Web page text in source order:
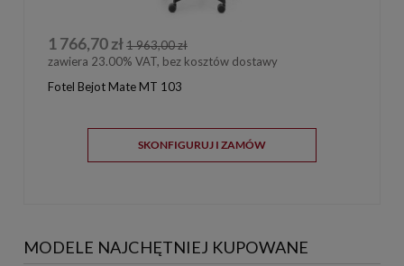
1 766,70 zł1 963,00 zł
zawiera 23.00% VAT, bez kosztów dostawy
Fotel Bejot Mate MT 103
SKONFIGURUJ I ZAMÓW
MODELE NAJCHĘTNIEJ KUPOWANE